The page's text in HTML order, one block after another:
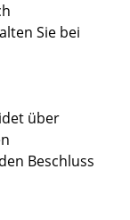
Sie bei
über
Beschluss